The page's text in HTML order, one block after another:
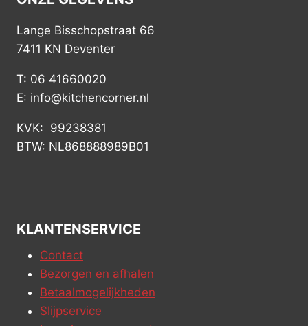
Lange Bisschopstraat 66
7411 KN Deventer
T: 06 41660020
E: info@kitchencorner.nl
KVK: 99238381
BTW: NL868888989B01
KLANTENSERVICE
Contact
Bezorgen en afhalen
Betaalmogelijkheden
Slijpservice